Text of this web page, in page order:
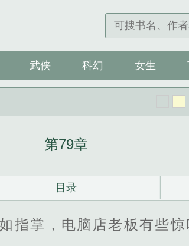
武侠 科幻 女生
第79章
目录
指掌，电脑店老板有些惊